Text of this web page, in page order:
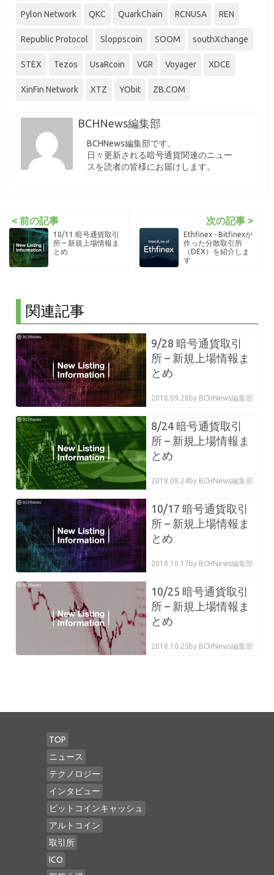
Pylon Network QKC QuarkChain RCNUSA REN
Republic Protocol Sloppscoin SOOM southXchange
STEX Tezos UsaRcoin VGR Voyager XDCE
XinFin Network XTZ YObit ZB.COM
BCHNews編集部
BCHNews編集部です。
日々更新される暗号通貨関連のニュー
スを読者の皆様にお届けします。
< 前の記事
10/11 暗号通貨取引
所 – 新規上場情報ま
とめ
次の記事 >
Ethfinex - Bitfinexが
作った分散取引所
（DEX）を紹介しま
す
関連記事
9/28 暗号通貨取引
所 – 新規上場情報ま
とめ
2018.09.28 by BCHNews編集部
8/24 暗号通貨取引
所 – 新規上場情報ま
とめ
2018.08.24by BCHNews編集部
10/17 暗号通貨取引
所 – 新規上場情報ま
とめ
2018.10.17 by BCHNews編集部
10/25 暗号通貨取引
所 – 新規上場情報ま
とめ
2018.10.25 by BCHNews編集部
TOP
ニュース
テクノロジー
インタビュー
ビットコインキャッシュ
アルトコイン
取引所
ICO